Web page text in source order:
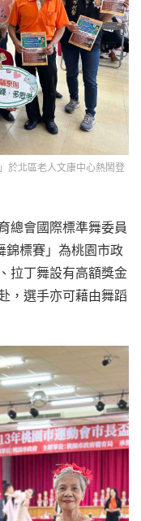
於北區老人文康中心熱鬧登
總會國際標準舞委員
錦標賽」為桃園市政
拉丁舞設有高額獎金
，選手亦可藉由舞蹈